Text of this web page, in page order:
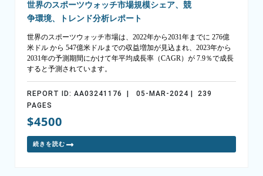
世界のスポーツウォッチ市場規模シェア、競
争環境、トレンド分析レポート
世界のスポーツウォッチ市場は、2022年から2031年までに 276億
米ドル から 547億米ドルまでの収益増加が見込まれ、2023年から
2031年の予測期間にかけて年平均成長率（CAGR）が 7.9％で成長
すると予測されています。
REPORT ID: AA03241176 | 05-MAR-2024 | 239
PAGES
$4500
続きを読む